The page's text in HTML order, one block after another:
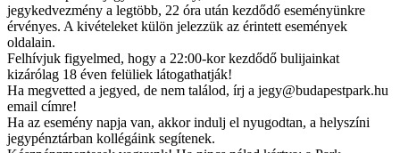
jegykedvezmény a legtöbb, 22 óra után kezdődő eseményünkre
érvényes. A kivételeket külön jelezzük az érintett események
oldalain.
Felhívjuk figyelmed, hogy a 22:00-kor kezdődő bulijainkat
kizárólag 18 éven felüliek látogathatják!
Ha megvetted a jegyed, de nem találod, írj a jegy@budapestpark.hu
email címre!
Ha az esemény napja van, akkor indulj el nyugodtan, a helyszíni
jegypénztárban kollégáink segítenek.